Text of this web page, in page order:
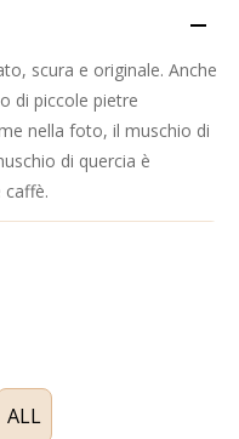
scura e originale. Anche
di piccole pietre
nella foto, il muschio di
di quercia è
ALL